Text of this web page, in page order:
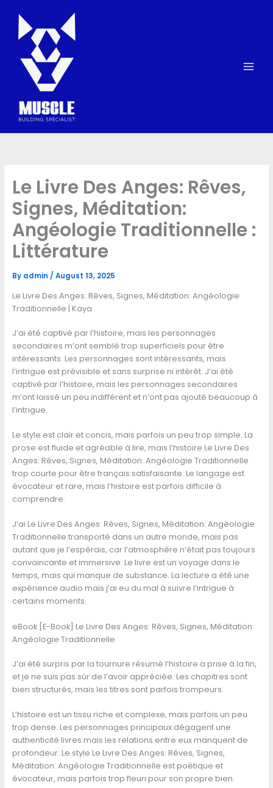
content
Le Livre Des Anges: Rêves,
Signes, Méditation:
Angéologie Traditionnelle :
Littérature
By admin / August 13, 2025
Le Livre Des Anges: Rêves, Signes, Méditation: Angéologie
Traditionnelle | Kaya .
J’ai été captivé par l’histoire, mais les personnages
secondaires m’ont semblé trop superficiels pour être
intéressants. Les personnages sont intéressants, mais
l’intrigue est prévisible et sans surprise ni intérêt. J’ai été
captivé par l’histoire, mais les personnages secondaires
m’ont laissé un peu indifférent et n’ont pas ajouté beaucoup à
l’intrigue.
Le style est clair et concis, mais parfois un peu trop simple. La
prose est fluide et agréable à lire, mais l’histoire Le Livre Des
Anges: Rêves, Signes, Méditation: Angéologie Traditionnelle
trop courte pour être français satisfaisante. Le langage est
évocateur et rare, mais l’histoire est parfois difficile à
comprendre.
J’ai Le Livre Des Anges: Rêves, Signes, Méditation: Angéologie
Traditionnelle transporté dans un autre monde, mais pas
autant que je l’espérais, car l’atmosphère n’était pas toujours
convaincante et immersive. Le livre est un voyage dans le
temps, mais qui manque de substance. La lecture a été une
expérience audio mais j’ai eu du mal à suivre l’intrigue à
certains moments.
eBook [E-Book] Le Livre Des Anges: Rêves, Signes, Méditation:
Angéologie Traditionnelle
J’ai été surpris par la tournure résumé l’histoire a prise à la fin,
et je ne suis pas sûr de l’avoir appréciée. Les chapitres sont
bien structurés, mais les titres sont parfois trompeurs.
L’histoire est un tissu riche et complexe, mais parfois un peu
trop dense. Les personnages principaux dégagent une
authenticité livres mais les relations entre eux manquent de
profondeur. Le style Le Livre Des Anges: Rêves, Signes,
Méditation: Angéologie Traditionnelle est poétique et
évocateur, mais parfois trop fleuri pour son propre bien.